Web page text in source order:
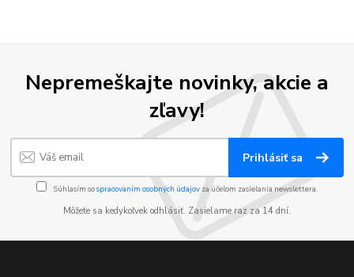
Nepremeškajte novinky, akcie a
zľavy!
Prihlásiť sa
Súhlasím sospracovaním osobných údajov za účelom zasielania newslettera.
Môžete sa kedykoľvek odhlásiť. Zasielame raz za 14 dní.